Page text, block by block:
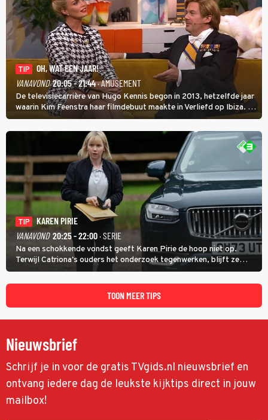
TIP
OH, WAT EEN JAAR!
VANAVOND 20:05 - 21:44· AMUSEMENT
De televisiecarrière van Hugo Kennis begon in 2013, hetzelfde jaar
waarin Kim Feenstra haar filmdebuut maakte in Verliefd op Ibiza. In
Oh, Wat een Jaar! wordt duidelijk wat ze nog meer weten van het
jaar waarin ze allebei eindtwintigers waren.
TIP
KAREN PIRIE
VANAVOND 20:25 - 22:00· SERIE
Na een schokkende vondst geeft Karen Pirie de hoop niet op.
Terwijl Catriona's ouders het onderzoek tegenwerken, blijft ze
speuren naar Adam. In deze slotaflevering van Karen Pirie leidt het
spoor via Frankrijk en Italië naar Malta.
TOON MEER TIPS
Nieuwsbrief
Schrijf je in voor de gratis TVgids.nl nieuwsbrief en
ontvang iedere dag de leukste kijktips direct in jouw
mailbox!